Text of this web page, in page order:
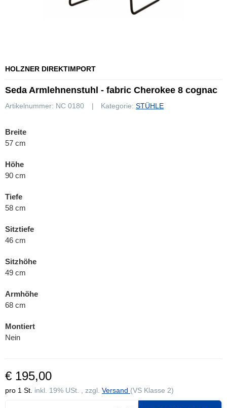
HOLZNER DIREKTIMPORT
Seda Armlehnenstuhl - fabric Cherokee 8 cognac
Artikelnummer: NC 0180 Kategorie: STÜHLE
Breite
57 cm
Höhe
90 cm
Tiefe
58 cm
Sitztiefe
46 cm
Sitzhöhe
49 cm
Armhöhe
68 cm
Montiert
Nein
€ 195,00
pro 1 St. inkl. 19% USt. , zzgl. Versand (VS Klasse 2)